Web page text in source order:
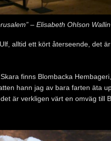
– Elisabeth Ohlson Wallin
alltid ett kört återseende, det
finns Blombacka
hann jag av bara farten äta
är verkligen värt en omväg till